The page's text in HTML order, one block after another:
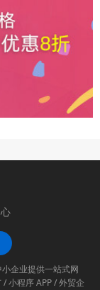
企业提供一站式网
小程序 APP / 外贸企